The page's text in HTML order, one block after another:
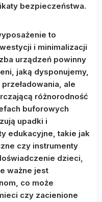
bezpieczeństwa.
to
i minimalizacji
urządzeń powinny
jaką dysponujemy,
ale
różnorodność
buforowych
upadki i
edukacyjne, takie jak
czy instrumenty
dzieci,
ważne jest
co może
czy zacienione